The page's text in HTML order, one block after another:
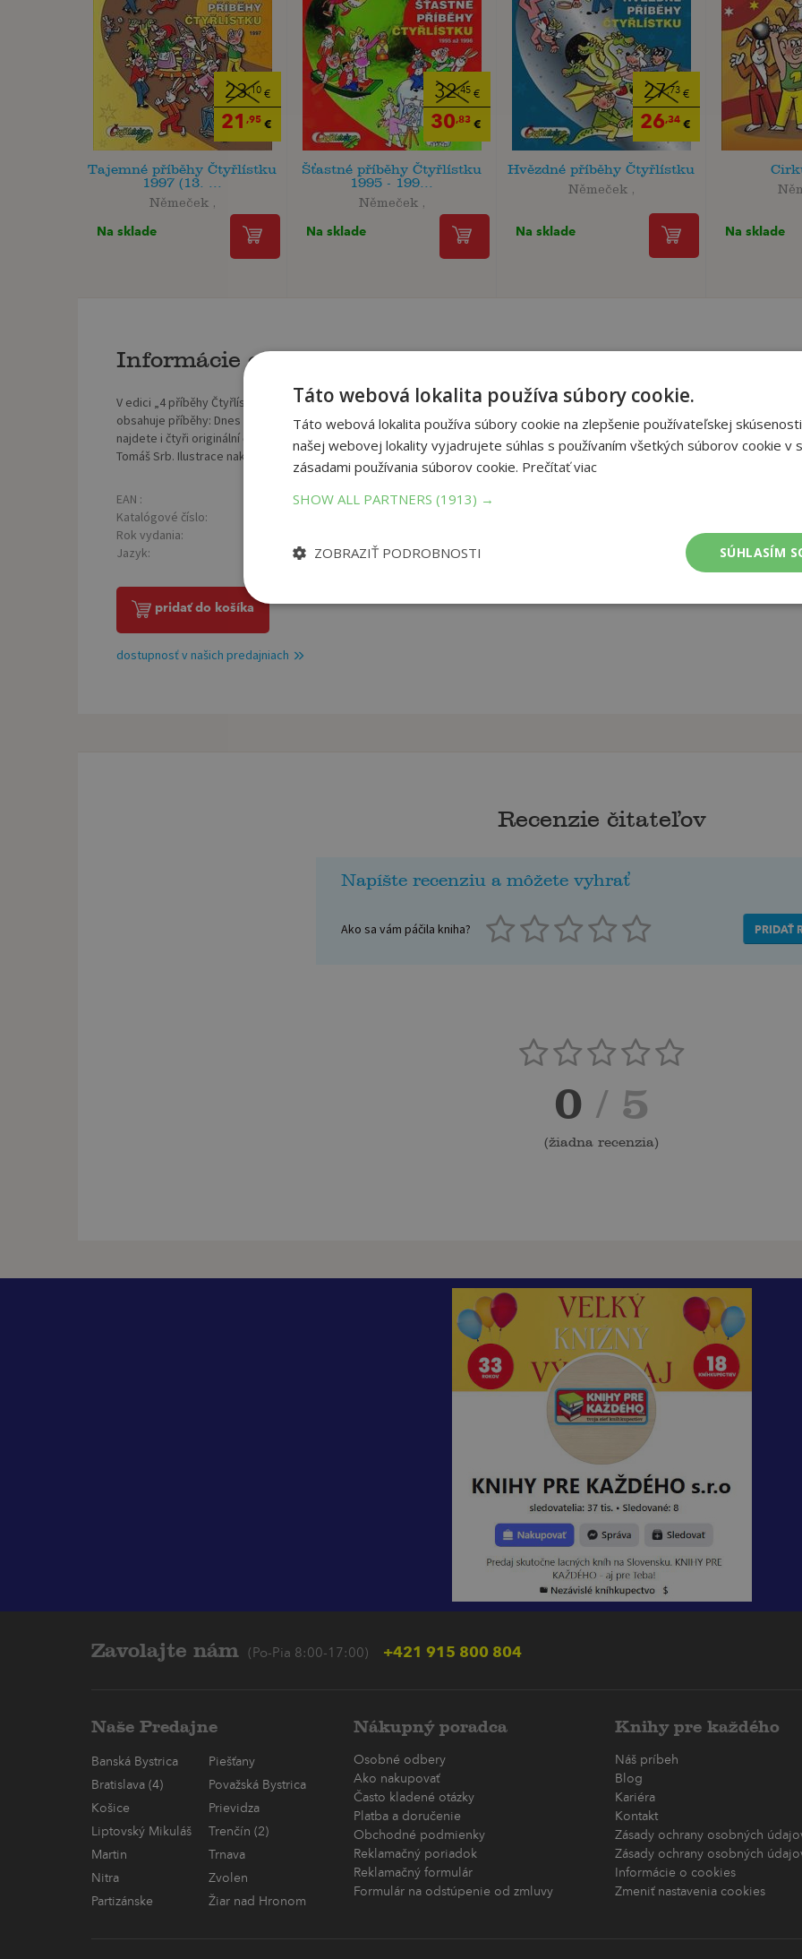
23,10 €
21 ,95 €
Tajemné příběhy Čtyřlístku
1997 (13. ...
Němeček ,
Na sklade
32,45 €
30,83 €
Šťastné příběhy Čtyřlístku
1995 - 199...
Němeček ,
Na sklade
27,73 €
26,34 €
Hvězdné příběhy Čtyřlístku
Němeček ,
Na sklade Na sklade
Informácie o knihe
V edici „4 příběhy Čtyřlístku“ jsme připravili zbrusu novou komiksovou knihu. Tentokrát na kuchařské téma. Kniha
obsahuje příběhy: Dnes vaří Magdaléna, Tajemství šéfkuchaře, Ztracený recept a Superkuchařka. Navíc v publikaci
najdete i čtyři originální čtyřlístkovské recepty. Autory příběhů jsou Lukáš Pavlásek, Radim Krajčovič, Jiří Poborák, a
Tomáš Srb. Ilustrace nakreslil Jaroslav Němeček.
EAN : 9788087849699
Katalógové číslo:
Rok vydania:
Jazyk:
Počet strán:
Hmotnosť:
pridať do košíka
dostupnosť v našich predajniach
Recenzie čitateľov
Napíšte recenziu a môžete vyhrať
Ako sa vám páčila kniha? PRIDAŤ
0 / 5
(žiadna recenzia)
Zavolajte nám (Po-Pia 8:00-17:00) +421 915 800 804
Naše Predajne
Banská Bystrica
Piešťany
Bratislava (4)
Považská Bystrica
Košice
Prievidza
Liptovský Mikuláš
Trenčín (2)
Martin
Trnava
Nitra
Zvolen
Partizánske
Žiar nad Hronom
Nákupný poradca
Osobné odbery
Ako nakupovať
Často kladené otázky
Platba a doručenie
Obchodné podmienky
Reklamačný poriadok
Reklamačný formulár
Formulár na odstúpenie od zmluvy
Knihy pre každého
Náš príbeh
Blog
Kariéra
Kontakt
Zásady ochrany osobných
Zásady ochrany osobných
Informácie o cookies
Zmeniť nastavenia cookies
Táto webová lokalita používa súbory cookie.
Táto webová lokalita používa súbory cookie na zlepšenie používateľskej
našej webovej lokality vyjadrujete súhlas s používaním všetkých súborov cookie v
zásadami používania súborov cookie. Prečítať viac
SHOW ALL PARTNERS (1913) →
SÚHLASÍM
ZOBRAZIŤ PODROBNOSTI